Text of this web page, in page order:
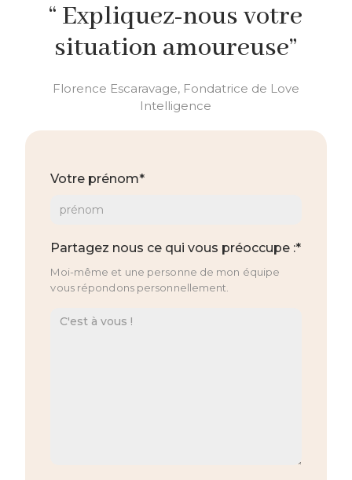
“ Expliquez-nous votre
situation amoureuse”
Florence Escaravage, Fondatrice de Love
Intelligence
Votre prénom*
Partagez nous ce qui vous préoccupe :*
Moi-même et une personne de mon équipe
vous répondons personnellement.